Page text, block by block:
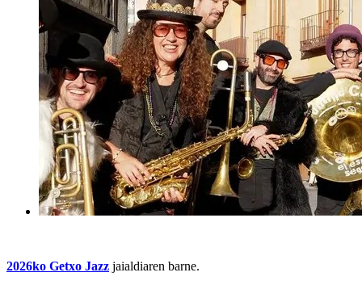
2026ko Getxo Jazz jaialdiaren barne.